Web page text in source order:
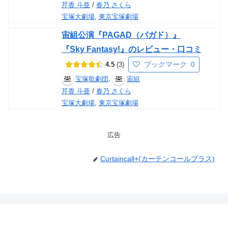
芹香 斗亜 / 春乃 さくら
宝塚大劇場, 東京宝塚劇場
宙組公演『PAGAD（パガド）』
『Sky Fantasy!』のレビュー・口コミ
4.5 3 ブックマーク 0
宝塚歌劇団 ,
宙組
芹香 斗亜 / 春乃 さくら
宝塚大劇場, 東京宝塚劇場
広告
Curtaincall+(カーテンコールプラス)